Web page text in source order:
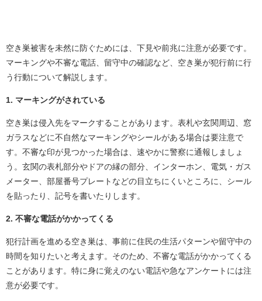
空き巣被害を未然に防ぐためには、下見や前兆に注意が必要です。
マーキングや不審な電話、留守中の確認など、空き巣が犯行前に行
う行動について解説します。
1. マーキングがされている
空き巣は侵入先をマークすることがあります。表札や玄関周辺、窓
ガラスなどに不自然なマーキングやシールがある場合は要注意で
す。不審な印が見つかった場合は、速やかに警察に通報しましょ
う。玄関の表札部分やドアの縁の部分、インターホン、電気・ガス
メーター、部屋番号プレートなどの目立ちにくいところに、シール
を貼ったり、記号を書いたりします。
2. 不審な電話がかかってくる
犯行計画を進める空き巣は、事前に住民の生活パターンや留守中の
時間を知りたいと考えます。そのため、不審な電話がかかってくる
ことがあります。特に身に覚えのない電話や急なアンケートには注
意が必要です。